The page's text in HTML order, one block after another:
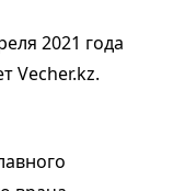
2021 года
Vecher.kz.